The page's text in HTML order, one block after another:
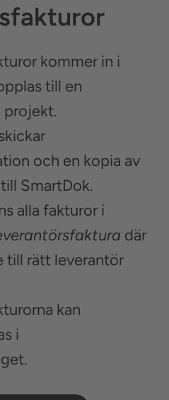
kommer in i
till en
projekt.
och en kopia av
SmartDok.
alla fakturor i
där
till rätt leverantör
kan
i